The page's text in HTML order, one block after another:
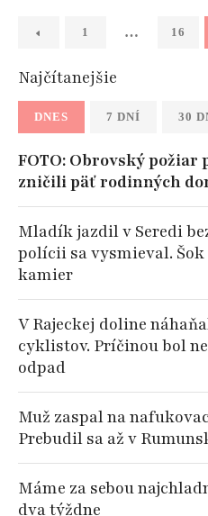
1 … 16
Najčítanejšie
DNES 7 DNÍ 30
FOTO: Obrovský požiar
zničili päť rodinných
Mladík jazdil v Seredi
polícii sa vysmieval.
kamier
V Rajeckej doline
cyklistov. Príčinou bol
odpad
Muž zaspal na
Prebudil sa až v
Máme za sebou
dva týždne